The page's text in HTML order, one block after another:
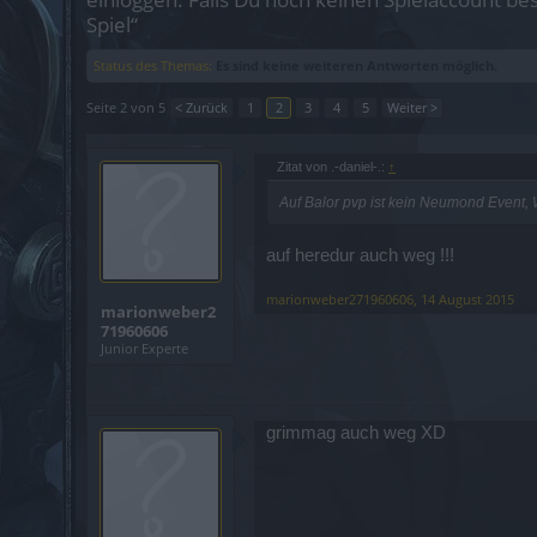
Spiel“
Status des Themas:
Seite 2 von 5 < Zurück 1 2 3 4 5 Weiter >
marionweber2
71960606
Junior Experte
Zitat von .-daniel-.: ↑
Auf Balor pvp ist kein Neumond Event,
auf heredur auch weg !!!
marionweber271960606, 14 August 2015
grimmag auch weg XD